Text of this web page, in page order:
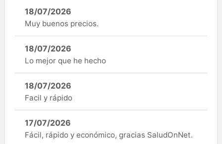
18/07/2026
Muy buenos precios.
18/07/2026
Lo mejor que he hecho
18/07/2026
Facil y rápido
17/07/2026
Fácil, rápido y económico, gracias SaludOnNet.